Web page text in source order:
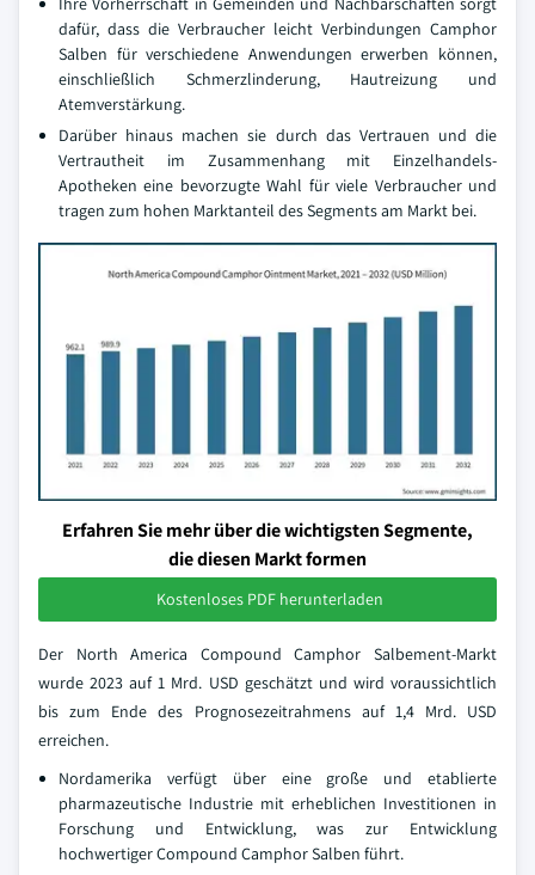
dafür, dass die Verbraucher leicht Verbindungen Camphor
Salben für verschiedene Anwendungen erwerben können,
einschließlich Schmerzlinderung, Hautreizung und
Atemverstärkung.
Darüber hinaus machen sie durch das Vertrauen und die
Vertrautheit im Zusammenhang mit Einzelhandels-
Apotheken eine bevorzugte Wahl für viele Verbraucher und
tragen zum hohen Marktanteil des Segments am Markt bei.
Erfahren Sie mehr über die wichtigsten Segmente,
die diesen Markt formen
Kostenloses PDF herunterladen
Der North America Compound Camphor Salbement-Markt
wurde 2023 auf 1 Mrd. USD geschätzt und wird voraussichtlich
bis zum Ende des Prognosezeitrahmens auf 1,4 Mrd. USD
erreichen.
Nordamerika verfügt über eine große und etablierte
pharmazeutische Industrie mit erheblichen Investitionen in
Forschung und Entwicklung, was zur Entwicklung
hochwertiger Compound Camphor Salben führt.